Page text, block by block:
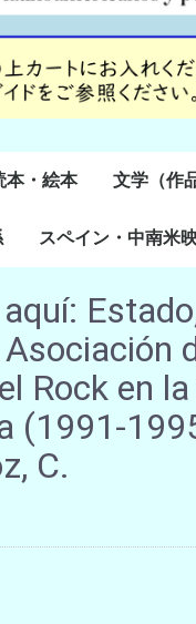
本・絵本 文学（作
スペイン
ポルトガ
カタルー
バスク文
その他
スペイン・中南米
Rock en
(1991-
C.